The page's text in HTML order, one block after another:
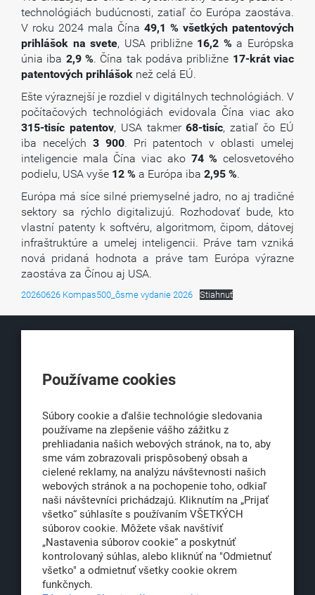
technológiách budúcnosti, zatiaľ čo Európa zaostáva.
V roku 2024 mala Čína 49,1 % všetkých patentových
prihlášok na svete, USA približne 16,2 %a Európska
únia iba 2,9 %. Čína tak podáva približne 17-krát viac
patentových prihlášok než celá EÚ.
Ešte výraznejší je rozdiel v digitálnych technológiách. V
počítačových technológiách evidovala Čína viac ako
315-tisíc patentov, USA takmer68-tisíc, zatiaľ čo EÚ
iba necelých 3 900. Pri patentoch v oblasti umelej
inteligencie mala Čína viac ako 74 % celosvetového
podielu, USA vyše 12 % a Európa iba 2,95 %.
Európa má síce silné priemyselné jadro, no aj tradičné
sektory sa rýchlo digitalizujú. Rozhodovať bude, kto
vlastní patenty k softvéru, algoritmom, čipom, dátovej
infraštruktúre a umelej inteligencii. Práve tam vzniká
nová pridaná hodnota a práve tam Európa výrazne
zaostáva za Čínou aj USA.
20260626 Kompas500_ôsme vydanie 2026 Stiahnuť
Obchodná 6
office@klub500.sk
+421 2 54 646 464
www.klub500.sk
Copyright: Klub 500, 2026
Všetky práva vyhradené
Používame cookies
Súbory cookie a ďalšie technológie sledovania
používame na zlepšenie vášho zážitku z
prehliadania našich webových stránok, na to, aby
sme vám zobrazovali prispôsobený obsah a
cielené reklamy, na analýzu návštevnosti našich
webových stránok a na pochopenie toho, odkiaľ
naši návštevníci prichádzajú. Kliknutím na „Prijať
všetko“ súhlasíte s používaním VŠETKÝCH
súborov cookie. Môžete však navštíviť
„Nastavenia súborov cookie“ a poskytnúť
kontrolovaný súhlas, alebo kliknúť na "Odmietnuť
všetko" a odmietnuť všetky cookie okrem
funkčnych.